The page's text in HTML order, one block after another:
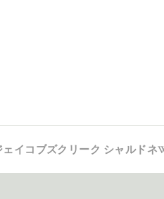
ェイコブズクリーク シャルドネ